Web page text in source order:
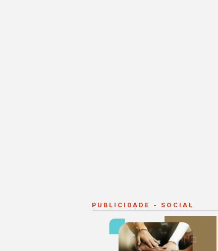
PUBLICIDADE - SOCIAL